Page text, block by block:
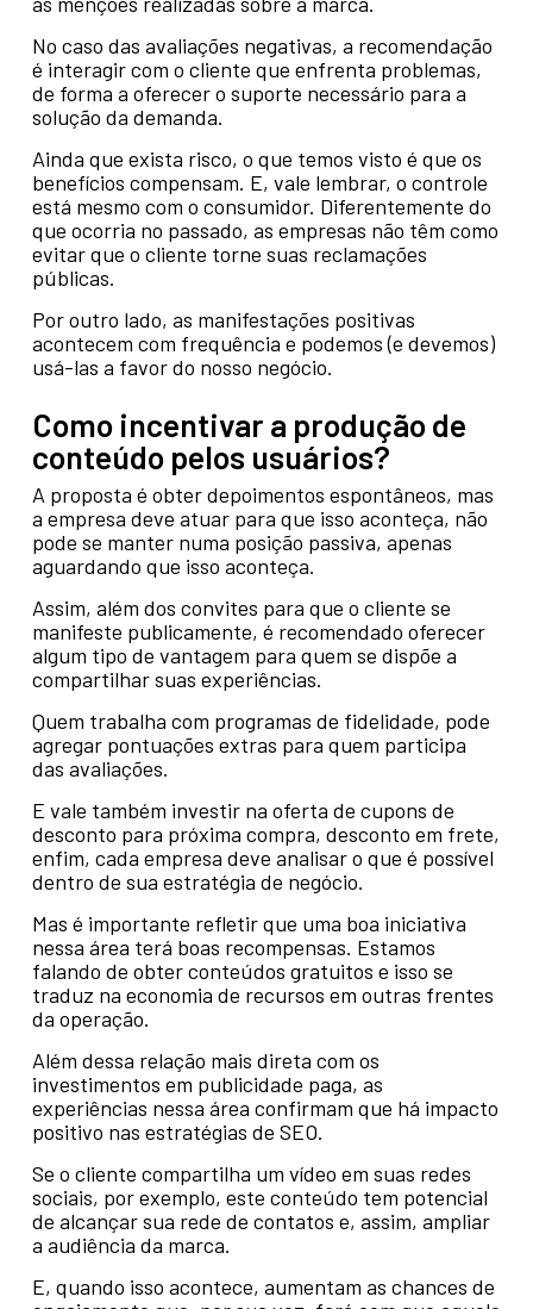
No caso das avaliações negativas, a recomendação
é interagir com o cliente que enfrenta problemas,
de forma a oferecer o suporte necessário para a
solução da demanda.
Ainda que exista risco, o que temos visto é que os
benefícios compensam. E, vale lembrar, o controle
está mesmo com o consumidor. Diferentemente do
que ocorria no passado, as empresas não têm como
evitar que o cliente torne suas reclamações
públicas.
Por outro lado, as manifestações positivas
acontecem com frequência e podemos (e devemos)
usá-las a favor do nosso negócio.
Como incentivar a produção de
conteúdo pelos usuários?
A proposta é obter depoimentos espontâneos, mas
a empresa deve atuar para que isso aconteça, não
pode se manter numa posição passiva, apenas
aguardando que isso aconteça.
Assim, além dos convites para que o cliente se
manifeste publicamente, é recomendado oferecer
algum tipo de vantagem para quem se dispõe a
compartilhar suas experiências.
Quem trabalha com programas de fidelidade, pode
agregar pontuações extras para quem participa
das avaliações.
E vale também investir na oferta de cupons de
desconto para próxima compra, desconto em frete,
enfim, cada empresa deve analisar o que é possível
dentro de sua estratégia de negócio.
Mas é importante refletir que uma boa iniciativa
nessa área terá boas recompensas. Estamos
falando de obter conteúdos gratuitos e isso se
traduz na economia de recursos em outras frentes
da operação.
Além dessa relação mais direta com os
investimentos em publicidade paga, as
experiências nessa área confirmam que há impacto
positivo nas estratégias de SEO.
Se o cliente compartilha um vídeo em suas redes
sociais, por exemplo, este conteúdo tem potencial
de alcançar sua rede de contatos e, assim, ampliar
a audiência da marca.
E, quando isso acontece, aumentam as chances de